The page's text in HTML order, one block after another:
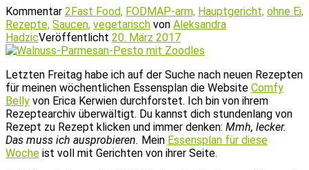
Kommentar 2Fast Food, FODMAP-arm, Hauptgericht, ohne Ei,
Rezepte, Saucen, vegetarisch von Aleksandra
HadzicVeröffentlicht 20. März 2017
Letzten Freitag habe ich auf der Suche nach neuen Rezepten
für meinen wöchentlichen Essensplan die Website Comfy
Belly von Erica Kerwien durchforstet. Ich bin von ihrem
Rezeptearchiv überwältigt. Du kannst dich stundenlang von
Rezept zu Rezept klicken und immer denken: Mmh, lecker.
Das muss ich ausprobieren. Mein Essensplan für diese
Woche ist voll mit Gerichten von ihrer Seite.